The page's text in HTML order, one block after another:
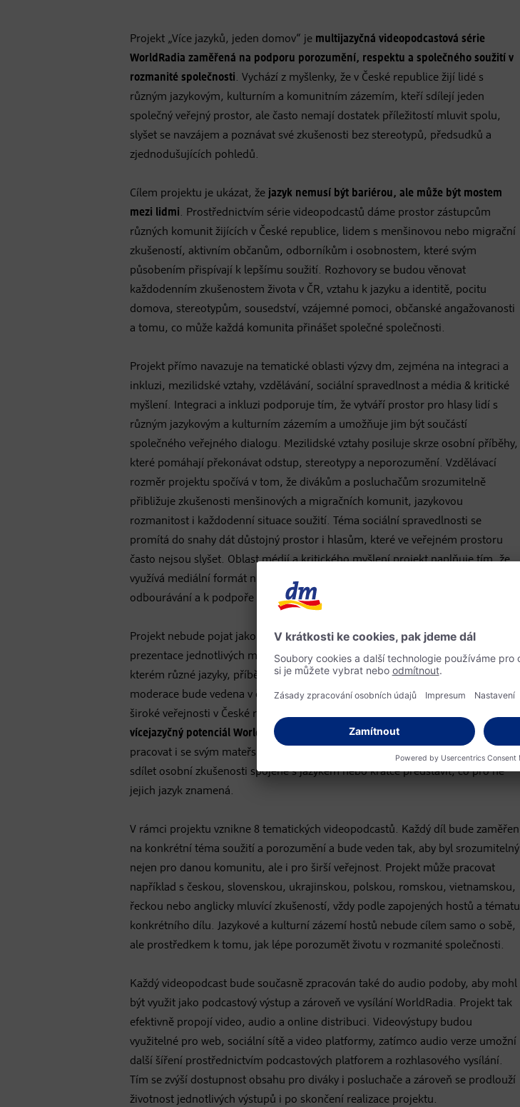
Projekt „Více jazyků, jeden domov“ je multijazyčná videopodcastová série
WorldRadia zaměřená na podporu porozumění, respektu a společného soužití v
rozmanité společnosti. Vychází z myšlenky, že v České republice žijí lidé s
různým jazykovým, kulturním a komunitním zázemím, kteří sdílejí jeden
společný veřejný prostor, ale často nemají dostatek příležitostí mluvit spolu,
slyšet se navzájem a poznávat své zkušenosti bez stereotypů, předsudků a
zjednodušujících pohledů.
Cílem projektu je ukázat, že jazyk nemusí být bariérou, ale může být mostem
mezi lidmi. Prostřednictvím série videopodcastů dáme prostor zástupcům
různých komunit žijících v České republice, lidem s menšinovou nebo migrační
zkušeností, aktivním občanům, odborníkům i osobnostem, které svým
působením přispívají k lepšímu soužití. Rozhovory se budou věnovat
každodenním zkušenostem života v ČR, vztahu k jazyku a identitě, pocitu
domova, stereotypům, sousedství, vzájemné pomoci, občanské angažovanosti
a tomu, co může každá komunita přinášet společné společnosti.
Projekt přímo navazuje na tematické oblasti výzvy dm, zejména na integraci a
inkluzi, mezilidské vztahy, vzdělávání, sociální spravedlnost a média & kritické
myšlení. Integraci a inkluzi podporuje tím, že vytváří prostor pro hlasy lidí s
různým jazykovým a kulturním zázemím a umožňuje jim být součástí
společného veřejného dialogu. Mezilidské vztahy posiluje skrze osobní příběhy,
které pomáhají překonávat odstup, stereotypy a neporozumění. Vzdělávací
rozměr projektu spočívá v tom, že divákům a posluchačům srozumitelně
přibližuje zkušenosti menšinových a migračních komunit, jazykovou
rozmanitost i každodenní situace soužití. Téma sociální spravedlnosti se
promítá do snahy dát důstojný prostor i hlasům, které ve veřejném prostoru
často nejsou slyšet. Oblast médií a kritického myšlení projekt naplňuje tím, že
využívá mediální formát nikoli k šíření stereotypů, ale k jejich vědomému
odbourávání a k podpoře citlivějšího vnímání rozmanité společnosti.
Projekt nebude pojat jako oddělené národnostní vysílání ani jako mediální
prezentace jednotlivých menšin. Jeho smyslem je vytvořit společný prostor, ve
kterém různé jazyky, příběhy a zkušenosti vstupují do jednoho dialogu. Hlavní
moderace bude vedena v českém jazyce tak, aby byly výstupy srozumitelné
široké veřejnosti v České republice. Současně však projekt přirozeně
využije
vícejazyčný potenciál WorldRadia
: hosté budou moci v jednotlivých dílech
pracovat i se svým mateřským jazykem, vysvětlovat význam vybraných slov,
sdílet osobní zkušenosti spojené s jazykem nebo krátce představit, co pro ně
jejich jazyk znamená.
V rámci projektu vznikne 8 tematických videopodcastů. Každý díl bude zaměřen
na konkrétní téma soužití a porozumění a bude veden tak, aby byl srozumitelný
nejen pro danou komunitu, ale i pro širší veřejnost. Projekt může pracovat
například s českou, slovenskou, ukrajinskou, polskou, romskou, vietnamskou,
řeckou nebo anglicky mluvící zkušeností, vždy podle zapojených hostů a tématu
konkrétního dílu. Jazykové a kulturní zázemí hostů nebude cílem samo o sobě,
ale prostředkem k tomu, jak lépe porozumět životu v rozmanité společnosti.
Každý videopodcast bude současně zpracován také do audio podoby, aby mohl
být využit jako podcastový výstup a zároveň ve vysílání WorldRadia. Projekt tak
efektivně propojí video, audio a online distribuci. Videovýstupy budou
využitelné pro web, sociální sítě a video platformy, zatímco audio verze umožní
další šíření prostřednictvím podcastových platforem a rozhlasového vysílání.
Tím se zvýší dostupnost obsahu pro diváky i posluchače a zároveň se prodlouží
životnost jednotlivých výstupů i po skončení realizace projektu.